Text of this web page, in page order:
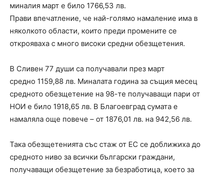
миналия март е било 1766,53 лв.
Прави впечатление, че най-голямо намаление има в
няколкото области, които преди промените се
открояваха с много високи средни обезщетения.
В Сливен 77 души са получавали през март
средно 1159,88 лв. Миналата година за същия месец
средното обезщетение на 98-те получаващи пари от
НОИ е било 1918,65 лв. В Благоевград сумата е
намаляла още повече – от 1876,01 лв. на 942,56 лв.
Така обезщетенията със стаж от ЕС се доближиха до
средното ниво за всички български граждани,
получаващи обезщетение за безработица, което за